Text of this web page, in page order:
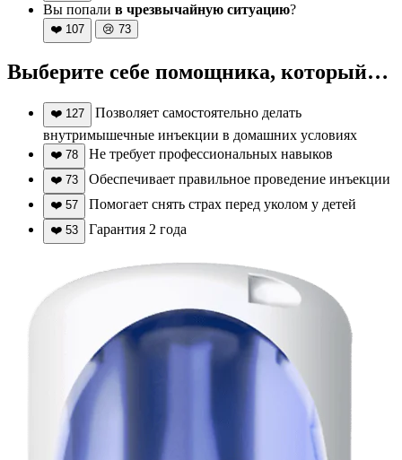
Вы попали в чрезвычайную ситуацию?
❤️ 107 😢 73
Выберите себе помощника, который…
❤️ 127
Позволяет самостоятельно делать
внутримышечные инъекции в домашних условиях
❤️ 78 Не требует профессиональных навыков
❤️ 73 Обеспечивает правильное проведение инъекции
❤️ 57 Помогает снять страх перед уколом у детей
❤️ 53 Гарантия 2 года